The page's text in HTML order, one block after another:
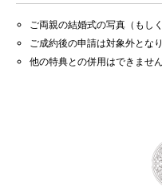
ご両親の結婚式の写真（もし
ご成約後の申請は対象外とな
他の特典との併用はできませ